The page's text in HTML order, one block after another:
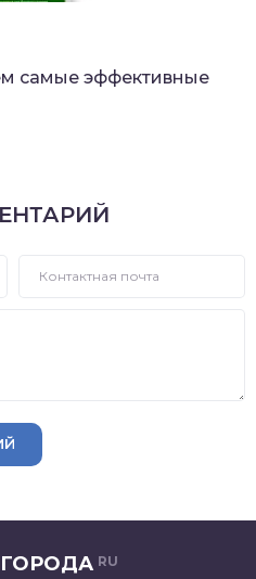
самые эффективные
RU